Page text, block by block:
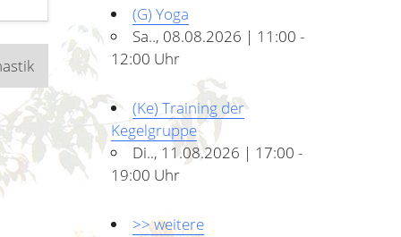
(G) Yoga
Sa.., 08.08.2026 | 11:00 -
12:00 Uhr
(Ke) Training der
Kegelgruppe
Di.., 11.08.2026 | 17:00 -
19:00 Uhr
>> weitere